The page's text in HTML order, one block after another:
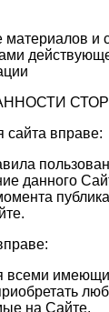
материалов и
сайта вправе:
данного
всеми
на Сайте.